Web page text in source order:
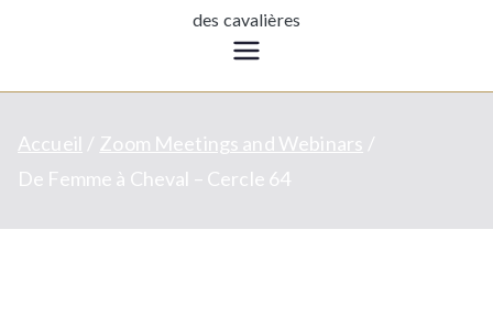
des cavalières
Accueil
Zoom Meetings and Webinars
De Femme à Cheval – Cercle 64